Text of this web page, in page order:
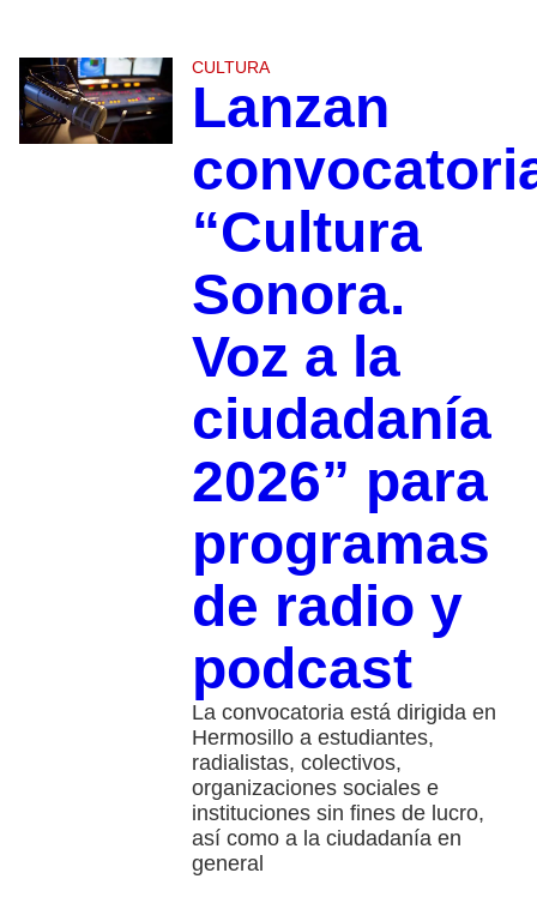
CULTURA
Lanzan
“Cultura
Sonora.
Voz a la
ciudadanía
2026” para
programas
de radio y
podcast
La convocatoria está dirigida en
Hermosillo a estudiantes,
radialistas, colectivos,
organizaciones sociales e
instituciones sin fines de lucro,
así como a la ciudadanía en
general